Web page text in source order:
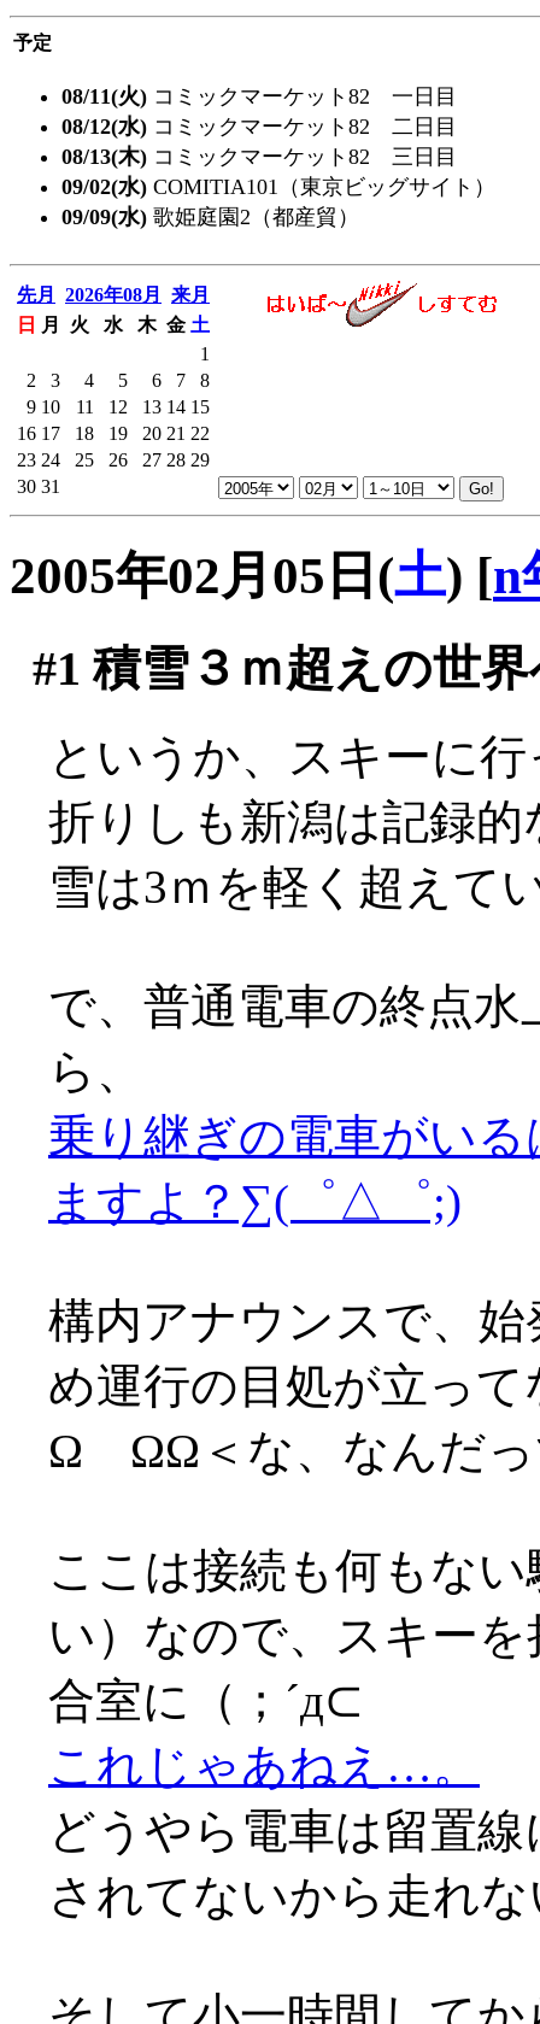
予定
08/11(火) コミックマーケット82 一日目
08/12(水) コミックマーケット82 二日目
08/13(木) コミックマーケット82 三日目
09/02(水) COMITIA101（東京ビッグサイト）
09/09(水) 歌姫庭園2（都産貿）
先月 2026年08月
来月
日
月 火 水 木 金 土
1
2
3 4 5 6 7
8
9 10 11 12 13 14 15
16 17 18 19 20 21 22
23 24 25 26 27 28 29
30 31
2005年02月05日(土) [n
#1 積雪３ｍ超えの世
というか、スキーに
折りしも新潟は記録
雪は3ｍを軽く超えて
で、普通電車の終点
ら、
乗り継ぎの電車がい
ますよ？∑(゜△゜;)
構内アナウンスで、
め運行の目処が立っ
Ω ΩΩ＜な、なんだっ
ここは接続も何もな
い）なので、スキー
合室に（；´д⊂
これじゃあねえ…。
どうやら電車は留置
されてないから走れ